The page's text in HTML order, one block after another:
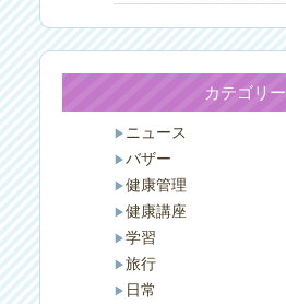
カテゴリー
ニュース
バザー
健康管理
健康講座
学習
旅行
日常